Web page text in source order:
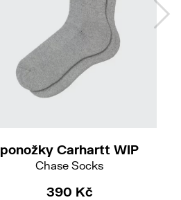
ponožky Carhartt WIP
Chase Socks
390 Kč